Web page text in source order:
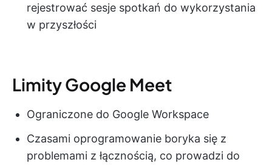
rejestrować sesje spotkań do wykorzystania
w przyszłości
Limity Google Meet
Ograniczone do Google Workspace
Czasami oprogramowanie boryka się z
problemami z łącznością, co prowadzi do